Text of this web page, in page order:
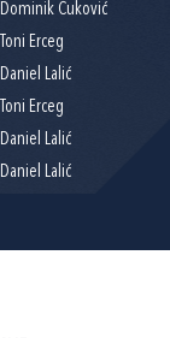
Dominik Ćuković
Toni Erceg
Daniel Lalić
Toni Erceg
Daniel Lalić
Daniel Lalić